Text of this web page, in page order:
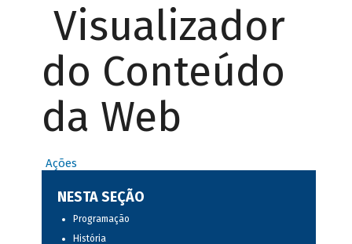
Visualizador
do Conteúdo
da Web
Ações
NESTA SEÇÃO
Programação
História